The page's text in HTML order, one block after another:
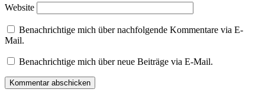
Website
Benachrichtige mich über nachfolgende Kommentare via E-
Mail.
Benachrichtige mich über neue Beiträge via E-Mail.